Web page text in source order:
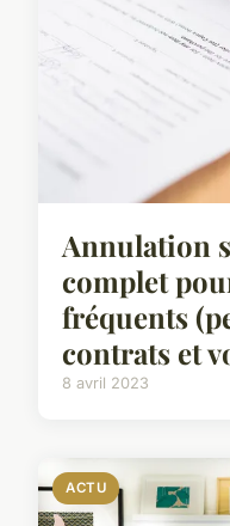
Annulation
complet
fréquents
contrats et
8 avril 2023
ACTU